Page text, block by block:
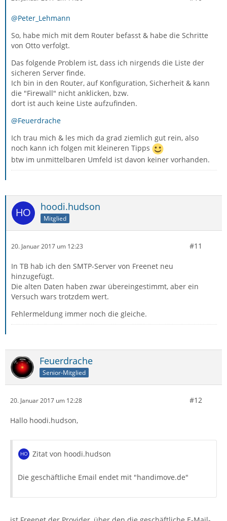
@Peter_Lehmann
So, habe mich mit dem Router befasst & habe die Schritte
von Otto verfolgt.
Das folgende Problem ist, dass ich nirgends die Liste der
sicheren Server finde.
Ich bin in den Router, auf Konfiguration, Sicherheit & kann
die "Firewall" nicht anklicken, bzw.
dort ist auch keine Liste aufzufinden.
@Feuerdrache
Ich trau mich & les mich da grad ziemlich gut rein, also
noch kann ich folgen mit kleineren Tipps
btw im unmittelbaren Umfeld ist davon keiner vorhanden.
hoodi.hudson
Mitglied
20. Januar 2017 um 12:23 #11
In TB hab ich den SMTP-Server von Freenet neu
hinzugefügt.
Die alten Daten haben zwar übereingestimmt, aber ein
Versuch wars trotzdem wert.
Fehlermeldung immer noch die gleiche.
Feuerdrache
Senior-Mitglied
20. Januar 2017 um 12:28 #12
Hallo hoodi.hudson,
Zitat von hoodi.hudson
Die geschäftliche Email endet mit "handimove.de"